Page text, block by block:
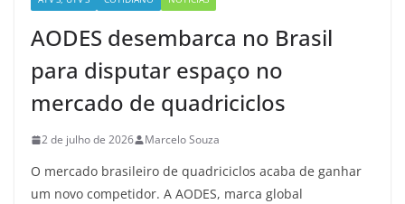
AODES desembarca no Brasil
para disputar espaço no
mercado de quadriciclos
2 de julho de 2026 Marcelo Souza
O mercado brasileiro de quadriciclos acaba de ganhar
um novo competidor. A AODES, marca global